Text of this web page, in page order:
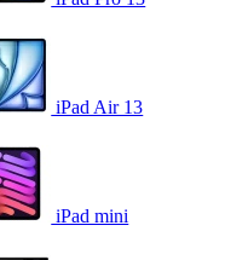
iPad Air 13
iPad mini